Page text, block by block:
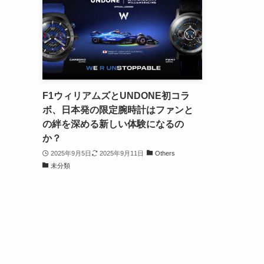
F1ウィリアムズとUNDONE初コラ
ボ、日本発の限定腕時計はファンと
の絆を深める新しい体験になるの
か？
2025年9月5日 2025年9月11日
Others
未分類